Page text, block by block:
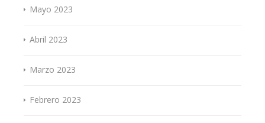
Mayo 2023
Abril 2023
Marzo 2023
Febrero 2023